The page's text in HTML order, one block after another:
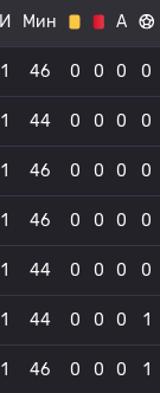
И Мин А
1 46 0 0 0 0
1 44 0 0 0 0
1 46 0 0 0 0
1 46 0 0 0 0
1 44 0 0 0 0
1 44 0 0 0 1
1 46 0 0 0 1